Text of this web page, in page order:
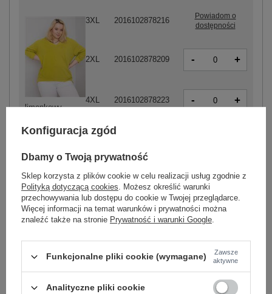
limonkowy
3XL 2016102878216
Powiadom o
dostępności
2XL 2016102878209 - +
4XL 2016102878223 - +
ZALOGUJ SIĘ I ZOBACZ CENĘ
Masz pytanie? Chętnie pomożemy.
Zadzwoń+48 601 547 740 Zadaj pytanie
BASIC FEEL GOOD
dominujący
Konfiguracja zgód
Dbamy o Twoją prywatność
Sklep korzysta z plików cookie w celu realizacji usług zgodnie z
Polityką dotyczącą cookies. Możesz określić warunki
przechowywania lub dostępu do cookie w Twojej przeglądarce.
Więcej informacji na temat warunków i prywatności można
znaleźć także na stronie Prywatność i warunki Google.
Funkcjonalne pliki cookie (wymagane)
Zawsze
aktywne
Analityczne pliki cookie